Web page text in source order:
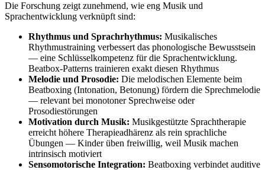
Die Forschung zeigt zunehmend, wie eng Musik und
Sprachentwicklung verknüpft sind:
Rhythmus und Sprachrhythmus: Musikalisches
Rhythmustraining verbessert das phonologische Bewusstsein
— eine Schlüsselkompetenz für die Sprachentwicklung.
Beatbox-Patterns trainieren exakt diesen Rhythmus
Melodie und Prosodie: Die melodischen Elemente beim
Beatboxing (Intonation, Betonung) fördern die Sprechmelodie
— relevant bei monotoner Sprechweise oder
Prosodiestörungen
Motivation durch Musik: Musikgestützte Sprachtherapie
erreicht höhere Therapieadhärenz als rein sprachliche
Übungen — Kinder üben freiwillig, weil Musik machen
intrinsisch motiviert
Sensomotorische Integration: Beatboxing verbindet auditive